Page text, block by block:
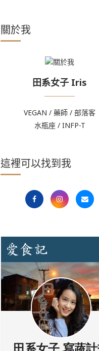
關於我
田系女子 Iris
VEGAN / 藥師 / 部落客
水瓶座 / INFP-T
這裡可以找到我